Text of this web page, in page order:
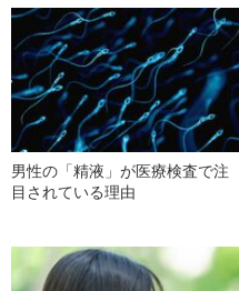
男性の「精液」が医療検査で注
目されている理由